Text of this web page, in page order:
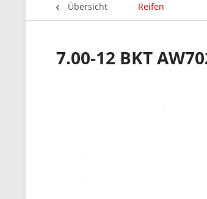
Übersicht Reifen
7.00-12 BKT